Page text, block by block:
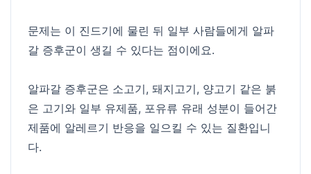
문제는 이 진드기에 물린 뒤 일부 사람들에게 알파
갈 증후군이 생길 수 있다는 점이에요.
알파갈 증후군은 소고기, 돼지고기, 양고기 같은 붉
은 고기와 일부 유제품, 포유류 유래 성분이 들어간
제품에 알레르기 반응을 일으킬 수 있는 질환입니
다.